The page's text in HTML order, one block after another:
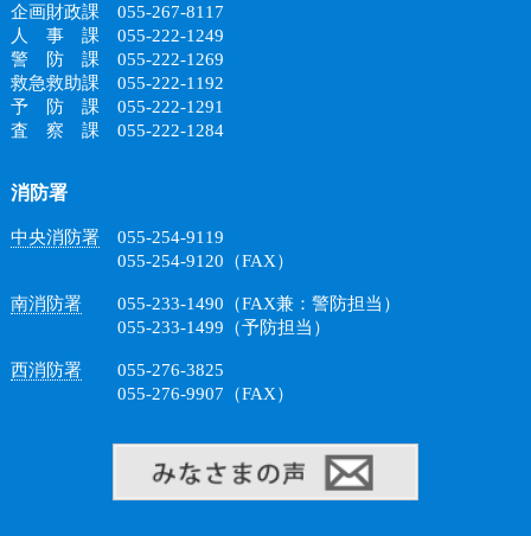
企画財政課 055-267-8117
人 事 課 055-222-1249
警 防 課 055-222-1269
救急救助課 055-222-1192
予 防 課 055-222-1291
査 察 課 055-222-1284
消防署
中央消防署055-254-9119
055-254-9120（FAX）
南消防署055-233-1490（FAX兼：警防担当）
055-233-1499（予防担当）
西消防署055-276-3825
055-276-9907（FAX）